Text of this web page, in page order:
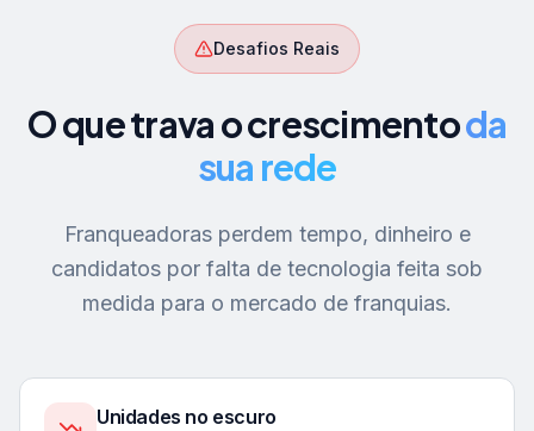
Desafios Reais
O que trava o crescimentoda
sua rede
Franqueadoras perdem tempo, dinheiro e
candidatos por falta de tecnologia feita sob
medida para o mercado de franquias.
Unidades no escuro